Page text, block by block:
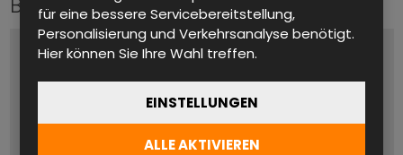
Name und Vorname *
für eine bessere Servicebereitstellung,
Personalisierung und Verkehrsanalyse benötigt.
Hier können Sie Ihre Wahl treffen.
EINSTELLUNGEN
ALLE AKTIVIEREN